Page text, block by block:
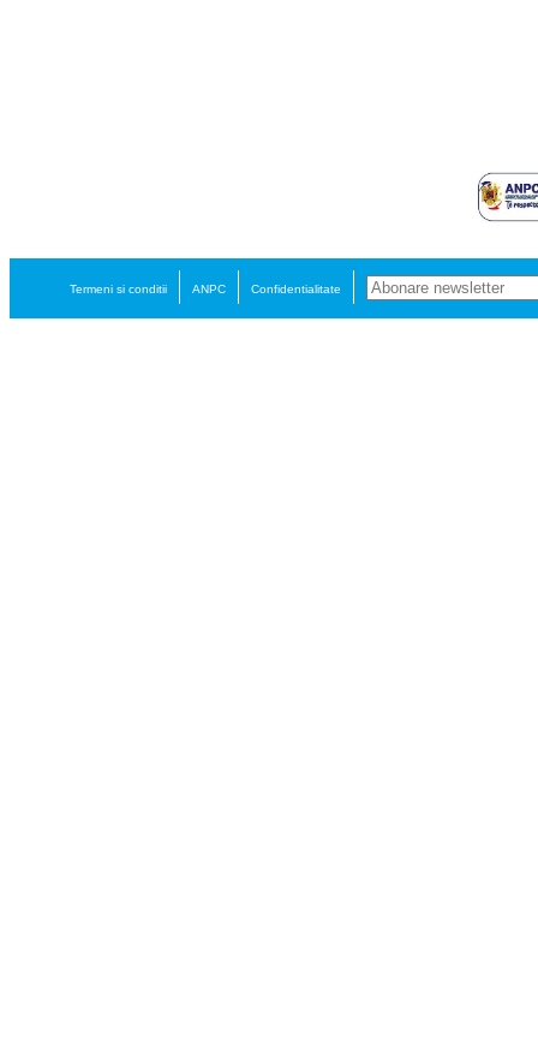
Termeni si conditii ANPC Confidentialitate